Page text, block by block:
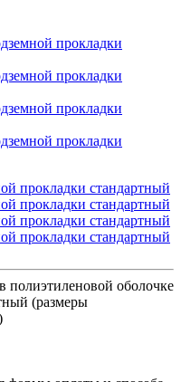
полиэтиленовой оболочке
(размеры